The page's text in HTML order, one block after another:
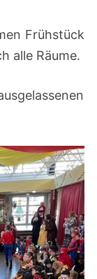
Frühstück
alle Räume.